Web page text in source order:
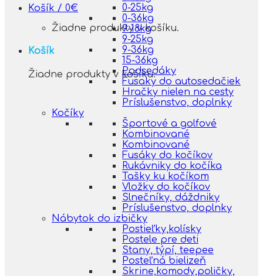
Košík / 0€
Žiadne produkty v košíku.
Košík
Žiadne produkty v košíku.
0-25kg
0-36kg
9-18kg
9-25kg
9-36kg
15-36kg
Podsedáky
Fusaky do autosedačiek
Hračky nielen na cesty
Príslušenstvo, doplnky
Kočíky
Športové a golfové
Kombinované
Kombinované
Fusáky do kočíkov
Rukávniky do kočíka
Tašky ku kočíkom
Vložky do kočíkov
Slnečníky, dáždniky
Príslušenstvo, doplnky
Nábytok do izbičky
Postieľky,kolísky
Postele pre deti
Stany, týpí, teepee
Posteľná bielizeň
Skrine,komody,poličky,